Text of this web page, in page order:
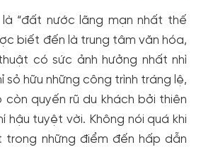
“đất nước lãng mạn nhất thế
biết đến là trung tâm văn hóa,
có sức ảnh hưởng nhất nhì
sỏ hữu những công trình tráng lệ,
còn quyến rũ du khách bởi thiên
hậu tuyệt vời. Không nói quá khi
trong những điểm đến hấp dẫn